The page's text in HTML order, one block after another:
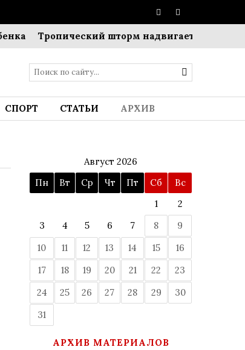
Тропический шторм надвигается на Японию:
СПОРТ СТАТЬИ АРХИВ
Август 2026
Пн
Вт Ср Чт Пт Сб
Вс
1
2
3
4 5 6 7 8
9
10
11 12 13 14 15
16
17
18 19 20 21 22
23
24
25 26 27 28 29
30
31
АРХИВ МАТЕРИАЛОВ